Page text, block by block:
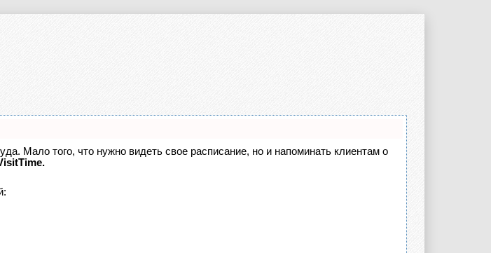
Мало того, что нужно видеть свое расписание, но и напоминать клиентам о